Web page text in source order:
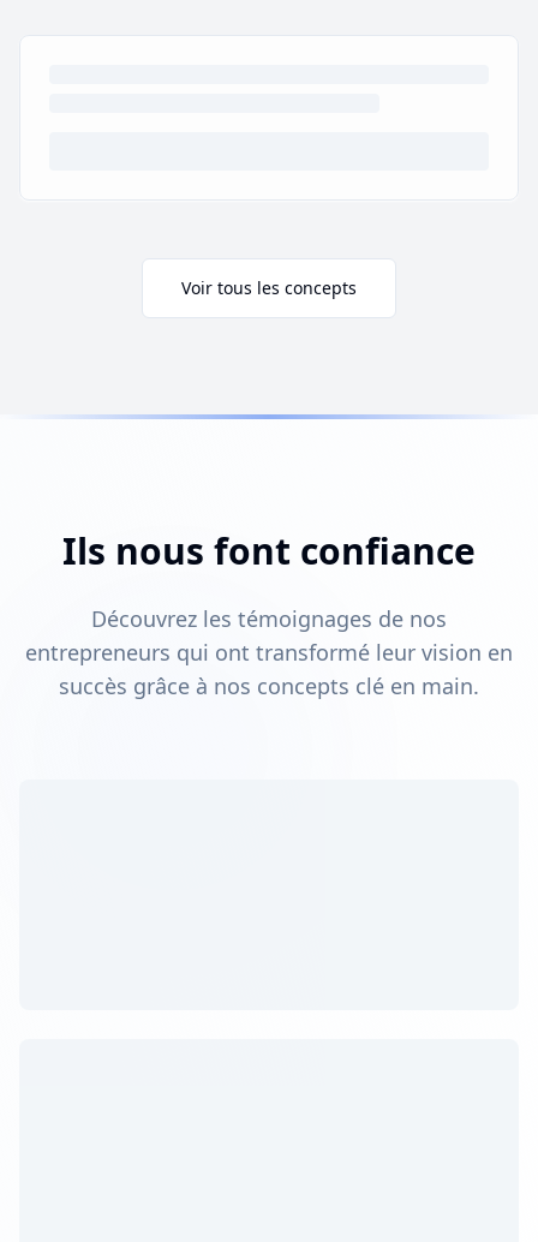
Voir tous les concepts
Ils nous font confiance
Découvrez les témoignages de nos
entrepreneurs qui ont transformé leur vision en
succès grâce à nos concepts clé en main.